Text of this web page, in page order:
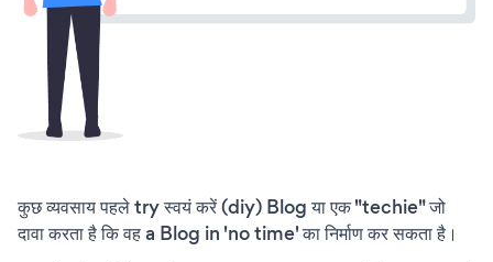
कुछ व्यवसाय पहले try स्वयं करें (diy) Blog या एक "techie" जो
दावा करता है कि वह a Blog in 'no time' का निर्माण कर सकता है।